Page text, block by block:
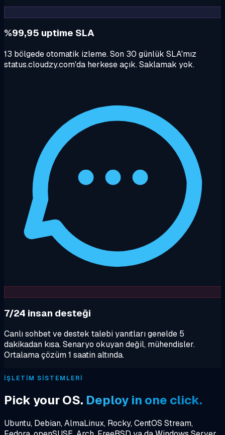
%99,95 uptime SLA
13 bölgede otomatik izleme. Son 30 günlük SLA'mız
status.cloudzy.com'da herkese açık. Saklamak yok.
7/24 insan desteği
Canlı sohbet ve destek talebi yanıtları genelde 5
dakikadan kısa. Senaryo okuyan değil, mühendisler.
Ortalama çözüm 1 saatin altında.
İŞLETIM SISTEMLERI
Pick your OS. Deploy in one click.
Ubuntu, Debian, AlmaLinux, Rocky, CentOS Stream,